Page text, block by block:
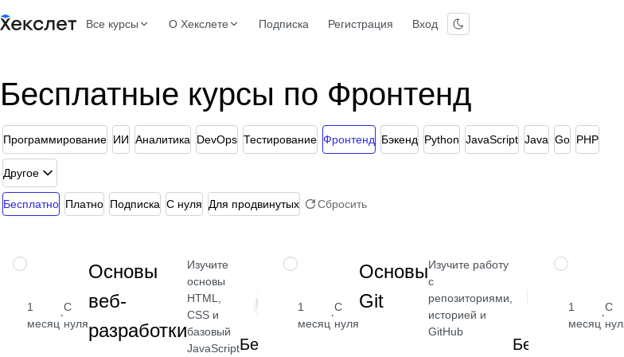
Все курсы О Хекслете Подписка Регистрация Вход
Бесплатные курсы по Фронтенд
Программирование ИИ Аналитика DevOps Тестирование Фронтенд Бэкенд Python JavaScript Java Go PHP
Другое
Бесплатно Платно Подписка С нуля Для продвинутых Сбросить
НАВЫК
1
месяц
·
С
нуля
Основы
веб-
разработки
Изучите
основы
HTML,
CSS и
базовый
JavaScriptБесплатно
НАВЫК
1
месяц
·
С
нуля
Основы
Git
Изучите работу
с
репозиториями,
историей и
GitHub
Бесплатно
НАВЫК
1
месяц
·
С